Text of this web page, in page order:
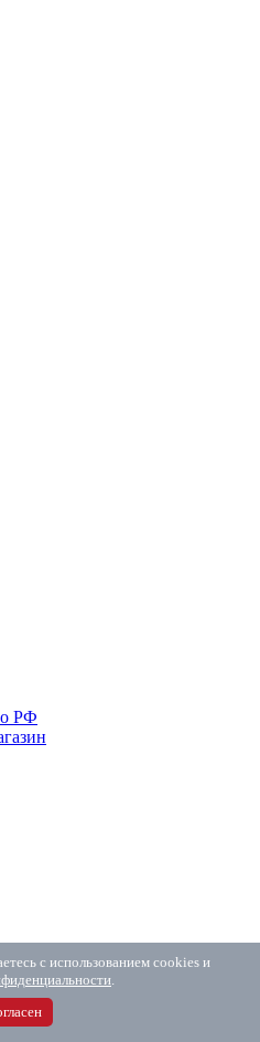
РФ
Обводного Канала, д.
с использованием cookies и
.